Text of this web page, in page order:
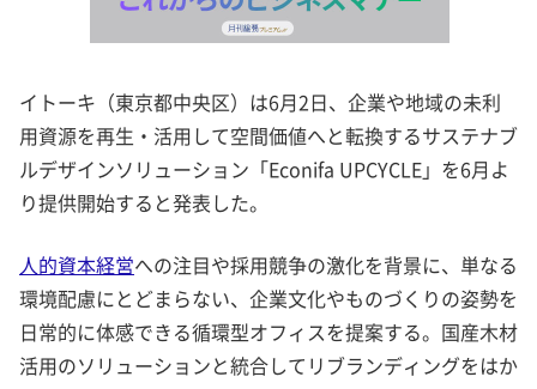
イトーキ（東京都中央区）は6月2日、企業や地域の未利
用資源を再生・活用して空間価値へと転換するサステナブ
ルデザインソリューション「Econifa UPCYCLE」を6月よ
り提供開始すると発表した。
人的資本経営への注目や採用競争の激化を背景に、単なる
環境配慮にとどまらない、企業文化やものづくりの姿勢を
日常的に体感できる循環型オフィスを提案する。国産木材
活用のソリューションと統合してリブランディングをはか